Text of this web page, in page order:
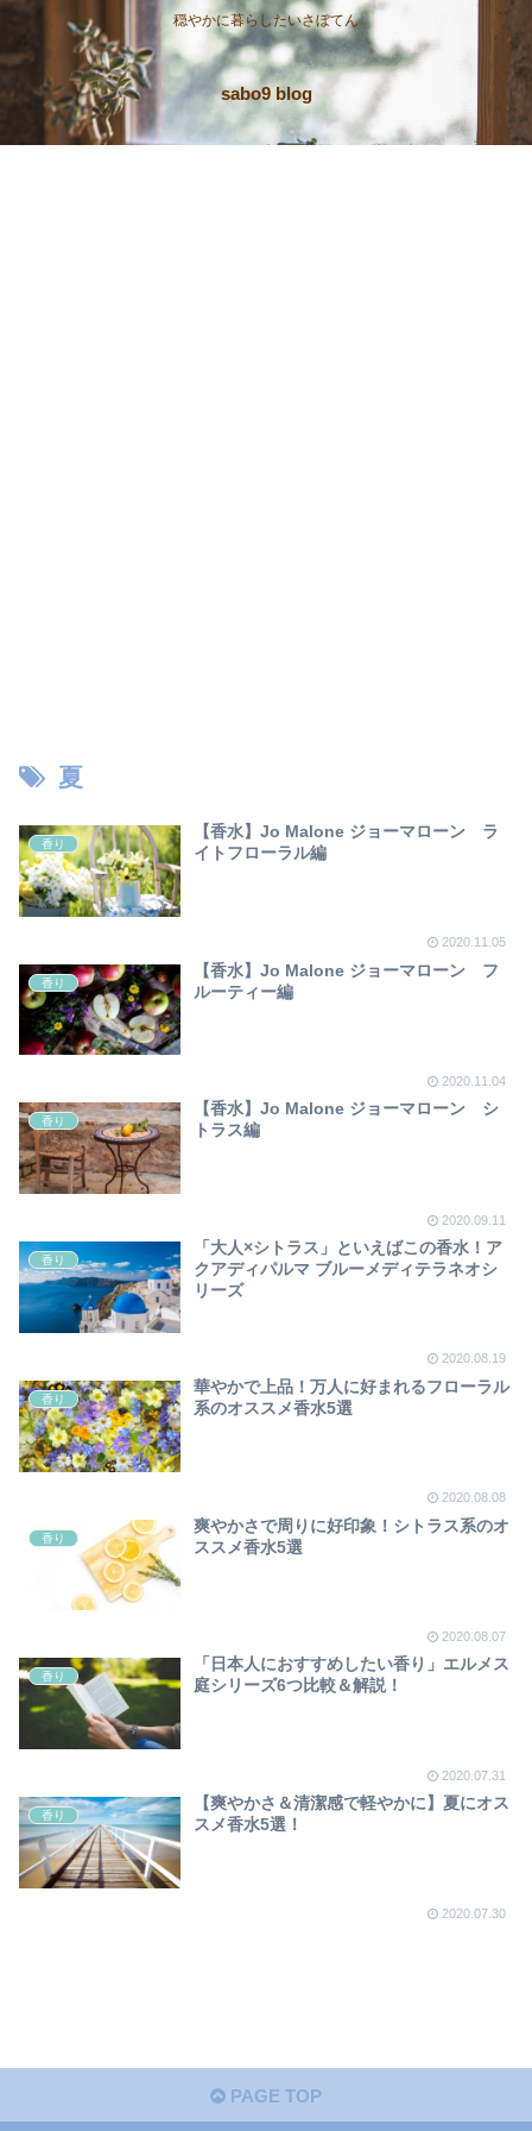
穏やかに暮らしたいさぼてん
sabo9 blog
夏
香り
【香水】Jo Malone ジョーマローン ラ
イトフローラル編
2020.11.05
香り
【香水】Jo Malone ジョーマローン フ
ルーティー編
2020.11.04
香り
【香水】Jo Malone ジョーマローン シ
トラス編
2020.09.11
香り
「大人×シトラス」といえばこの香水！ア
クアディパルマ ブルーメディテラネオシ
リーズ
2020.08.19
香り
華やかで上品！万人に好まれるフローラル
系のオススメ香水5選
2020.08.08
香り
爽やかさで周りに好印象！シトラス系のオ
ススメ香水5選
2020.08.07
香り
「日本人におすすめしたい香り」エルメス
庭シリーズ6つ比較＆解説！
2020.07.31
香り
【爽やかさ＆清潔感で軽やかに】夏にオス
スメ香水5選！
2020.07.30
PAGE TOP